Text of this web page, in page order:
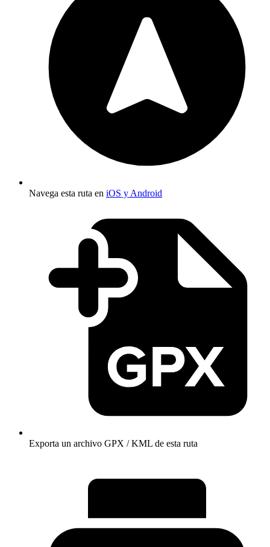
Navega esta ruta en iOS y Android
Exporta un archivo GPX / KML de esta ruta